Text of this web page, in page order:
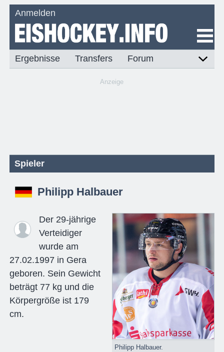
Anmelden
Ergebnisse Transfers Forum
Anzeige
Spieler
Philipp Halbauer
Philipp Halbauer.
Der 29-jährige
Verteidiger
wurde am
27.02.1997 in Gera
geboren. Sein Gewicht
beträgt 77 kg und die
Körpergröße ist 179
cm.